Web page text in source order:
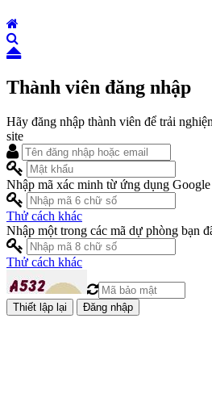
Thành viên đăng nhập
Hãy đăng nhập thành viên để trải
site
Nhập mã xác minh từ ứng dụng
Thử cách khác
Nhập một trong các mã dự phòng bạn
Thử cách khác
Đăng nhập